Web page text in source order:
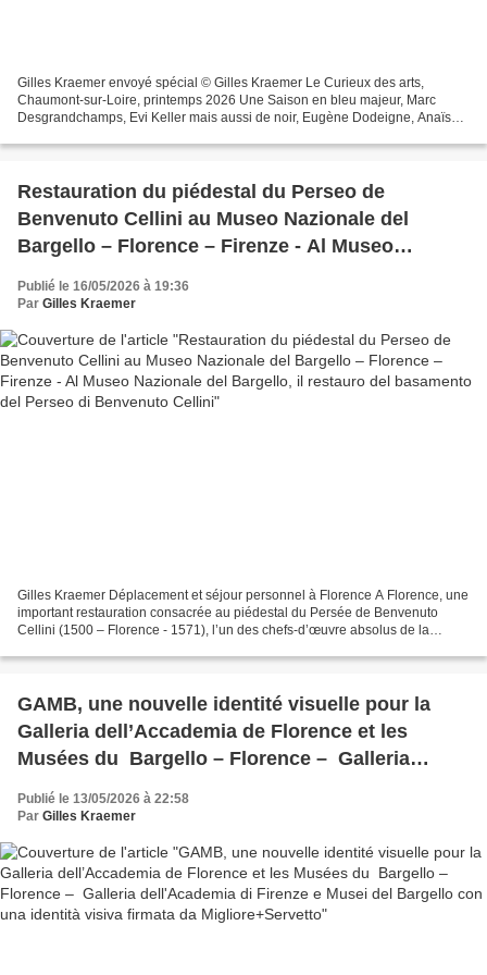
Gilles Kraemer envoyé spécial © Gilles Kraemer Le Curieux des arts,
Chaumont-sur-Loire, printemps 2026 Une Saison en bleu majeur, Marc
Desgrandchamps, Evi Keller mais aussi de noir, Eugène Dodeigne, Anaïs
Restauration du piédestal du Perseo de
Benvenuto Cellini au Museo Nazionale del
Bargello – Florence – Firenze - Al Museo
Nazionale del Bargello, il restauro del
basamento del Perseo di Benvenuto Cellini
Publié le 16/05/2026 à 19:36
Par Gilles Kraemer
Gilles Kraemer Déplacement et séjour personnel à Florence A Florence, une
important restauration consacrée au piédestal du Persée de Benvenuto
Cellini (1500 – Florence - 1571), l’un des chefs-d’œuvre absolus de la
GAMB, une nouvelle identité visuelle pour la
Galleria dell’Accademia de Florence et les
Musées du Bargello – Florence – Galleria
con una identità visiva firmata da
Publié le 13/05/2026 à 22:58
Par Gilles Kraemer